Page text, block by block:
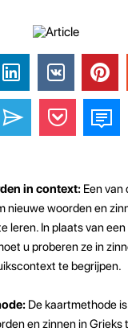
in context: Een van
nieuwe woorden en
leren. In plaats van
u proberen ze in
te begrijpen.
De kaartmethode
en zinnen in Grieks